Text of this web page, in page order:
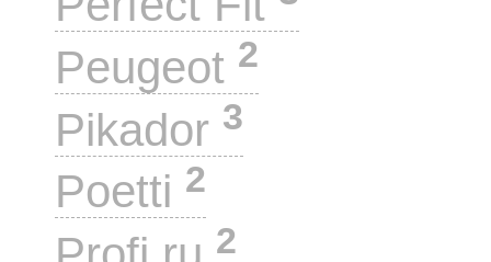
Peugeot 2
Pikador 3
Poetti 2
2